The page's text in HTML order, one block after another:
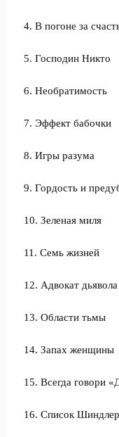
4. В погоне за
5. Господин Никто
6. Необратимость
7. Эффект бабочки
8. Игры разума
9. Гордость и
10. Зеленая миля
11. Семь жизней
12. Адвокат дьявола
13. Области тьмы
14. Запах женщины
15. Всегда говори
16. Список